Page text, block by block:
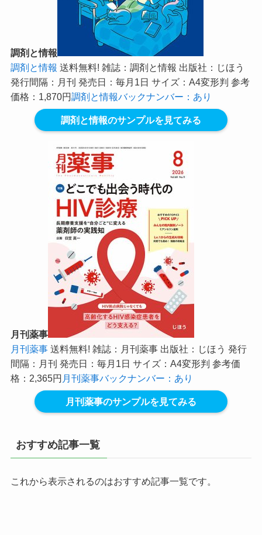
調剤と情報
調剤と情報 送料無料! 雑誌：調剤と情報 出版社：じほう
発行間隔：月刊 発売日：毎月1日 サイズ：A4変形判 参考
価格：1,870円調剤と情報バックナンバー：あり
調剤と情報のサンプルを見てみる
月刊薬事
月刊薬事送料無料! 雑誌：月刊薬事 出版社：じほう 発行
間隔：月刊 発売日：毎月1日 サイズ：A4変形判 参考価
格：2,365円 月刊薬事バックナンバー：あり
月刊薬事のサンプルを見てみる
おすすめ記事一覧
これから表示されるのはおすすめ記事一覧です。